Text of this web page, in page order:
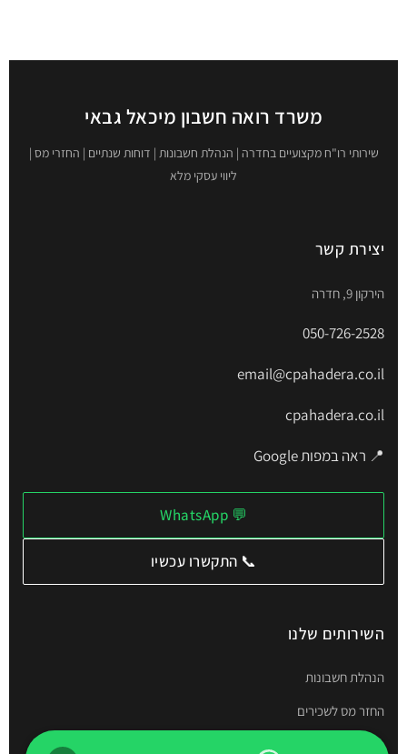
משרד רואה חשבון מיכאל גבאי
שירותי רו"ח מקצועיים בחדרה | הנהלת חשבונות | דוחות שנתיים | החזרי מס |
ליווי עסקי מלא
יצירת קשר
הירקון 9, חדרה
050-726-2528
email@cpahadera.co.il
cpahadera.co.il
📍 ראה במפות Google
💬 WhatsApp
📞 התקשרו עכשיו
השירותים שלנו
הנהלת חשבונות
החזר מס לשכירים
תיאום מס